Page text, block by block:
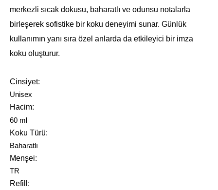
merkezli sıcak dokusu, baharatlı ve odunsu notalarla
birleşerek sofistike bir koku deneyimi sunar. Günlük
kullanımın yanı sıra özel anlarda da etkileyici bir imza
koku oluşturur.
Cinsiyet
Unisex
Hacim
60 ml
Koku Türü
Baharatlı
Menşei
TR
Refill